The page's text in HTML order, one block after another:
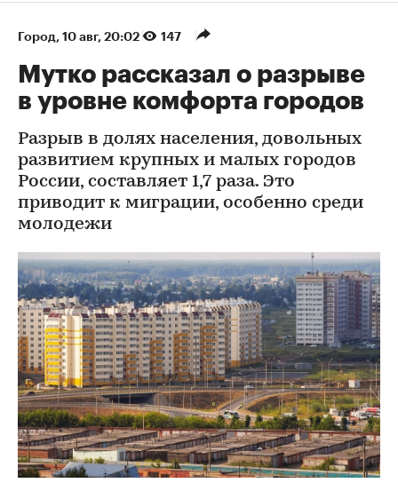
Город 10 авг, 20:02 147
Мутко рассказал о разрыве
в уровне комфорта городов
Разрыв в долях населения, довольных
развитием крупных и малых городов
России, составляет 1,7 раза. Это
приводит к миграции, особенно среди
молодежи